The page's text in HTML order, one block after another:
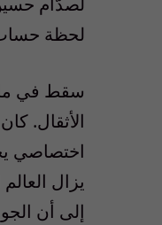
لحظة حساب
سقط في ما
الأثقال.
يزال
إلى أن